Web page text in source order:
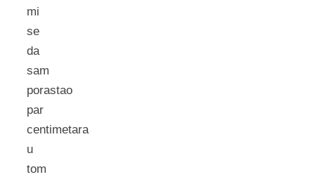
mi
se
da
sam
porastao
par
centimetara
u
tom